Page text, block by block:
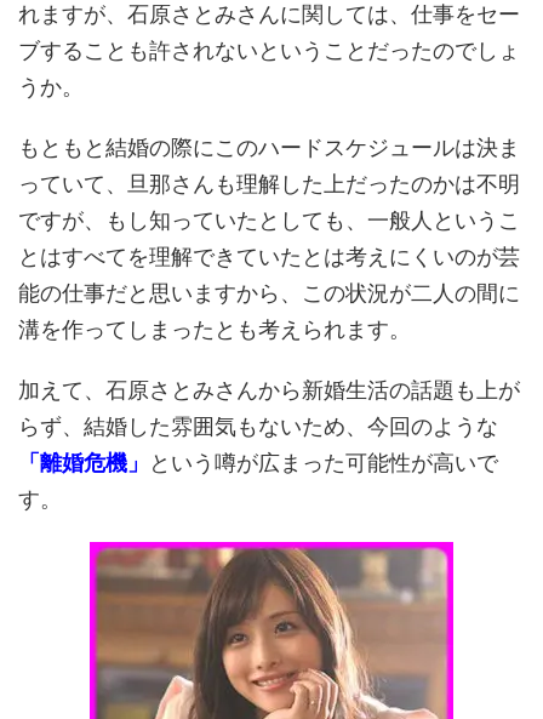
れますが、石原さとみさんに関しては、仕事をセー
ブすることも許されないということだったのでしょ
うか。
もともと結婚の際にこのハードスケジュールは決ま
っていて、旦那さんも理解した上だったのかは不明
ですが、もし知っていたとしても、一般人というこ
とはすべてを理解できていたとは考えにくいのが芸
能の仕事だと思いますから、この状況が二人の間に
溝を作ってしまったとも考えられます。
加えて、石原さとみさんから新婚生活の話題も上が
らず、結婚した雰囲気もないため、今回のような
「離婚危機」
という噂が広まった可能性が高いで
す。